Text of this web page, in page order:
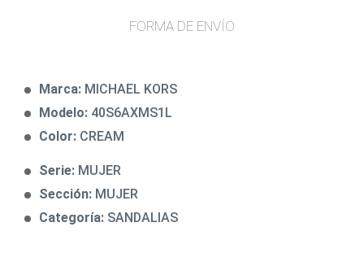
FORMA DE ENVÍO
Marca: MICHAEL KORS
Modelo: 40S6AXMS1L
Color: CREAM
Serie: MUJER
Sección: MUJER
Categoría: SANDALIAS